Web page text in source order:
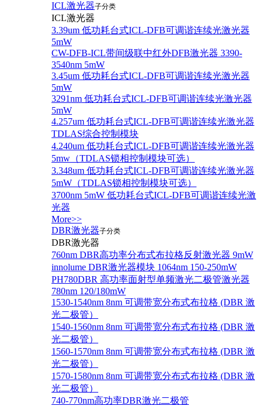
ICL激光器子分类
ICL激光器
3.39um 低功耗台式ICL-DFB可调谐连续光激光器
5mW
CW-DFB-ICL带间级联中红外DFB激光器 3390-
3540nm 5mW
3.45um 低功耗台式ICL-DFB可调谐连续光激光器
5mW
3291nm 低功耗台式ICL-DFB可调谐连续光激光器
5mW
4.257um 低功耗台式ICL-DFB可调谐连续光激光器
TDLAS综合控制模块
4.240um 低功耗台式ICL-DFB可调谐连续光激光器
5mw（TDLAS锁相控制模块可选）
3.348um 低功耗台式ICL-DFB可调谐连续光激光器
5mW（TDLAS锁相控制模块可选）
3700nm 5mW 低功耗台式ICL-DFB可调谐连续光激
光器
More>>
DBR激光器子分类
DBR激光器
760nm DBR高功率分布式布拉格反射激光器 9mW
innolume DBR激光器模块 1064nm 150-250mW
PH780DBR 高功率面射型单频激光二极管激光器
780nm 120/180mW
1530-1540nm 8nm 可调带宽分布式布拉格 (DBR 激
光二极管）
1540-1560nm 8nm 可调带宽分布式布拉格 (DBR 激
光二极管）
1560-1570nm 8nm 可调带宽分布式布拉格 (DBR 激
光二极管）
1570-1580nm 8nm 可调带宽分布式布拉格 (DBR 激
光二极管）
740-770nm高功率DBR激光二极管